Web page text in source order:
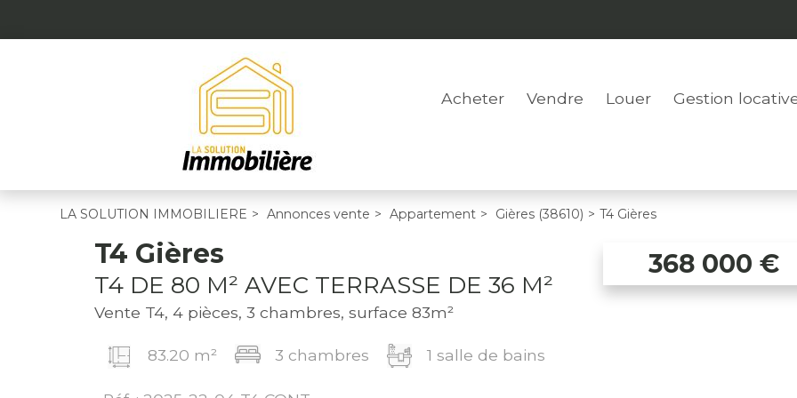
Acheter Vendre Louer Gestion
LA SOLUTION IMMOBILIERE > Annonces vente > Appartement > Gières (38610) > T4 Gières
T4 Gières
T4 DE 80 M² AVEC TERRASSE DE 36 M²
Vente T4, 4 pièces, 3 chambres, surface 83m²
83.20 m² 3 chambres 1 salle de bains
368 000 €